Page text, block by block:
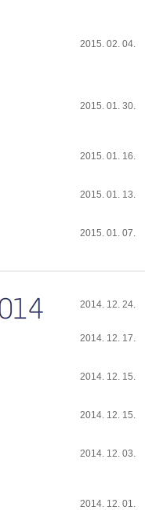
2015. 02. 04.
2015. 01. 30.
2015. 01. 16.
2015. 01. 13.
2015. 01. 07.
2014. 12. 24.
2014. 12. 17.
2014. 12. 15.
2014. 12. 15.
2014. 12. 03.
2014. 12. 01.